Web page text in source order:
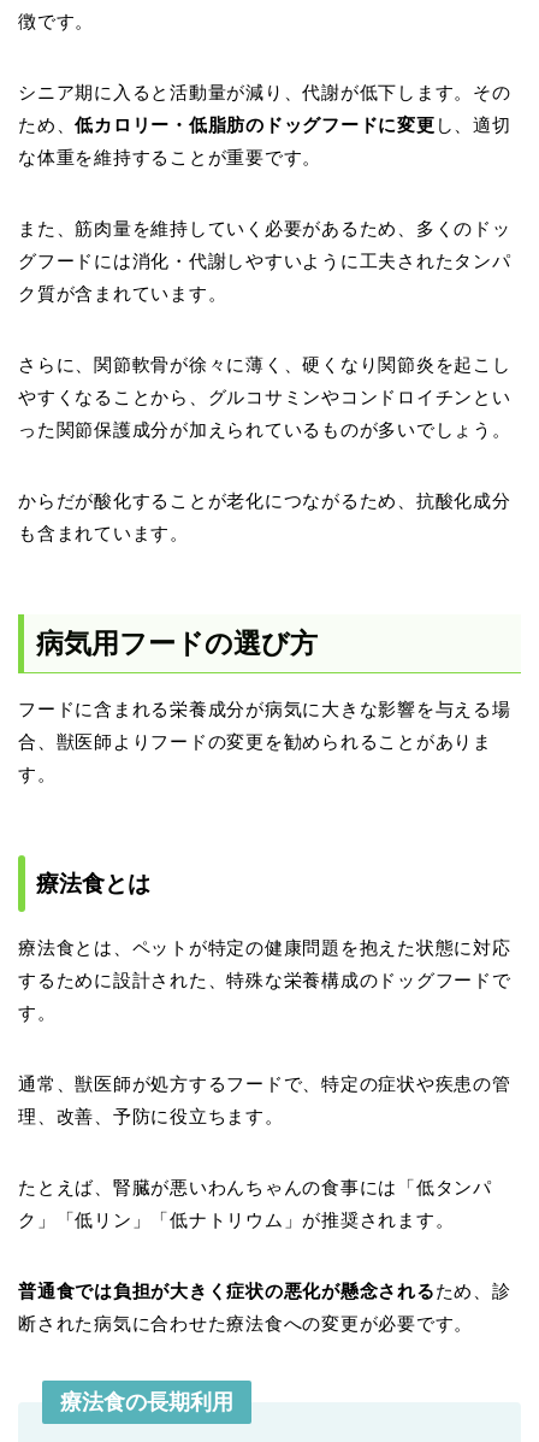
徴です。
シニア期に入ると活動量が減り、代謝が低下します。その
ため、低カロリー・低脂肪のドッグフードに変更 し、適切
な体重を維持することが重要です。
また、筋肉量を維持していく必要があるため、多くのドッ
グフードには消化・代謝しやすいように工夫されたタンパ
ク質が含まれています。
さらに、関節軟骨が徐々に薄く、硬くなり関節炎を起こし
やすくなることから、グルコサミンやコンドロイチンとい
った関節保護成分が加えられているものが多いでしょう。
からだが酸化することが老化につながるため、抗酸化成分
も含まれています。
病気用フードの選び方
フードに含まれる栄養成分が病気に大きな影響を与える場
合、獣医師よりフードの変更を勧められることがありま
す。
療法食とは
療法食とは、ペットが特定の健康問題を抱えた状態に対応
するために設計された、特殊な栄養構成のドッグフードで
す。
通常、獣医師が処方するフードで、特定の症状や疾患の管
理、改善、予防に役立ちます。
たとえば、腎臓が悪いわんちゃんの食事には「低タンパ
ク」「低リン」「低ナトリウム」が推奨されます。
普通食では負担が大きく症状の悪化が懸念されるため、診
断された病気に合わせた療法食への変更が必要です。
療法食の長期利用